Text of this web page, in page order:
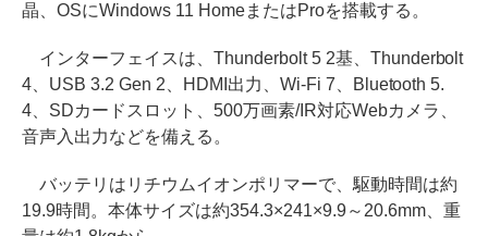
晶、OSにWindows 11 HomeまたはProを搭載する。
インターフェイスは、Thunderbolt 5 2基、Thunderbolt
4、USB 3.2 Gen 2、HDMI出力、Wi-Fi 7、Bluetooth 5.
4、SDカードスロット、500万画素/IR対応Webカメラ、
音声入出力などを備える。
バッテリはリチウムイオンポリマーで、駆動時間は約
19.9時間。本体サイズは約354.3×241×9.9～20.6mm、重